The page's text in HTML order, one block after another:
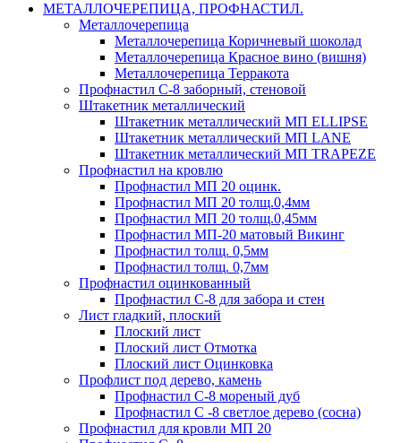
МЕТАЛЛОЧЕРЕПИЦА, ПРОФНАСТИЛ.
Металлочерепица
Металлочерепица Коричневый шоколад
Металлочерепица Красное вино (вишня)
Металлочерепица Терракота
Профнастил С-8 заборный, стеновой
Штакетник металлический
Штакетник металлический МП ELLIPSE
Штакетник металлический МП LАNE
Штакетник металлический МП TRAPEZE
Профнастил на кровлю
Профнастил МП 20 оцинк.
Профнастил МП 20 толщ.0,4мм
Профнастил МП 20 толщ.0,45мм
Профнастил МП-20 матовый Викинг
Профнастил толщ. 0,5мм
Профнастил толщ. 0,7мм
Профнастил оцинкованный
Профнастил С-8 для забора и стен
Лист гладкий, плоский
Плоский лист
Плоский лист Отмотка
Плоский лист Оцинковка
Профлист под дерево, камень
Профнастил С-8 мореный дуб
Профнастил С -8 светлое дерево (сосна)
Профнастил для кровли МП 20